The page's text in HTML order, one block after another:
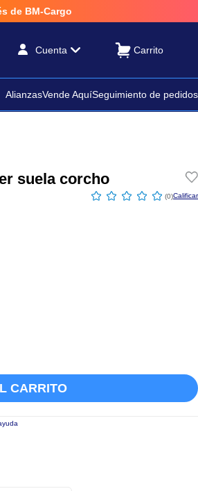
BM-Cargo
Cuenta
AlianzasVende AquíSeguimiento de pedidos
suela corcho
☆ ☆ ☆ ☆ ☆ (0)
CARRITO